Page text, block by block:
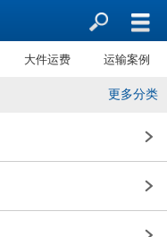
大件运费 运输案例
更多分类